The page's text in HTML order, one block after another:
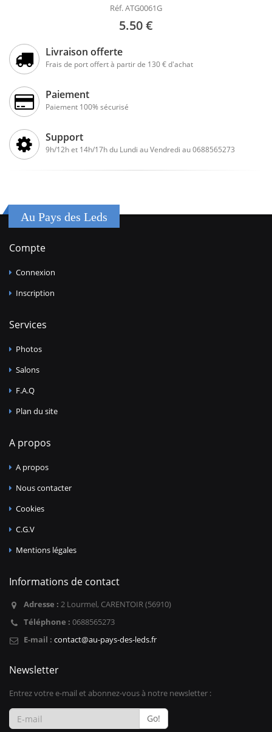
Réf. ATG0061G
5.50 €
Livraison offerte
Frais de port offert à partir de 130 € d'achat
Paiement
Paiement 100% sécurisé
Support
9h/12h et 14h/17h du Lundi au Vendredi au 0688565273
Au Pays des Leds
Compte
Connexion
Inscription
Services
Photos
Salons
F.A.Q
Plan du site
A propos
A propos
Nous contacter
Cookies
C.G.V
Mentions légales
Informations de contact
Adresse : 2 Lourmel, CARENTOIR (56910)
Téléphone : 0688565273
E-mail : contact@au-pays-des-leds.fr
Newsletter
Entrez votre e-mail et abonnez-vous à notre newsletter :
Go!